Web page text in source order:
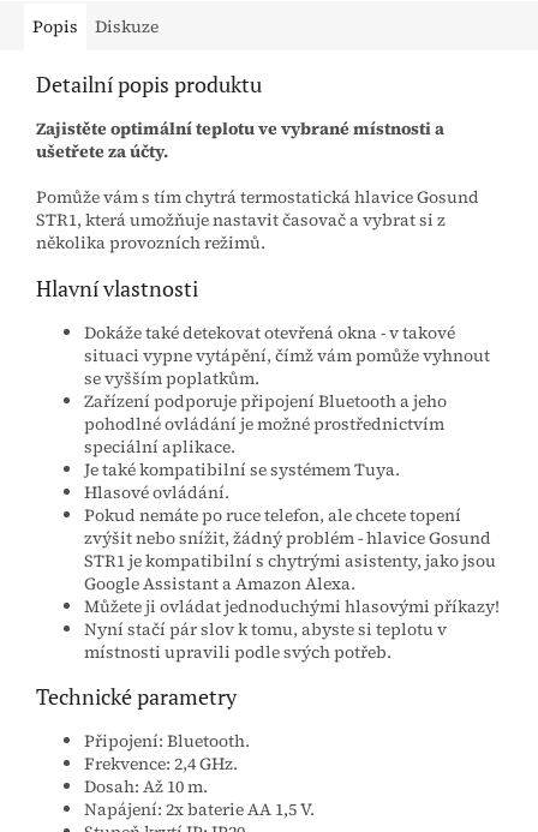
Popis Diskuze
Detailní popis produktu
Zajistěte optimální teplotu ve vybrané místnosti a
ušetřete za účty.
Pomůže vám s tím chytrá termostatická hlavice Gosund
STR1, která umožňuje nastavit časovač a vybrat si z
několika provozních režimů.
Hlavní vlastnosti
Dokáže také detekovat otevřená okna - v takové
situaci vypne vytápění, čímž vám pomůže vyhnout
se vyšším poplatkům.
Zařízení podporuje připojení Bluetooth a jeho
pohodlné ovládání je možné prostřednictvím
speciální aplikace.
Je také kompatibilní se systémem Tuya.
Hlasové ovládání.
Pokud nemáte po ruce telefon, ale chcete topení
zvýšit nebo snížit, žádný problém - hlavice Gosund
STR1 je kompatibilní s chytrými asistenty, jako jsou
Google Assistant a Amazon Alexa.
Můžete ji ovládat jednoduchými hlasovými příkazy!
Nyní stačí pár slov k tomu, abyste si teplotu v
místnosti upravili podle svých potřeb.
Technické parametry
Připojení: Bluetooth.
Frekvence: 2,4 GHz.
Dosah: Až 10 m.
Napájení: 2x baterie AA 1,5 V.